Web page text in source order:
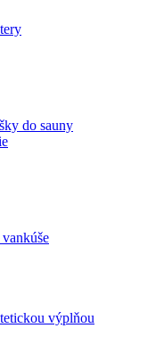
do sauny
výplňou